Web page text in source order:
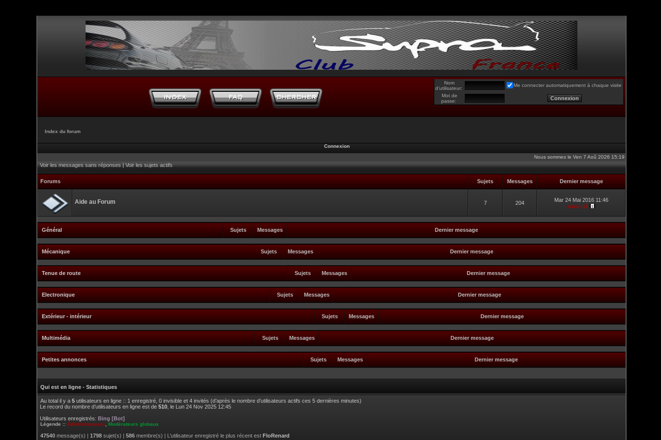
Nom
d’utilisateur:
Me connecter automatiquement à chaque visite
Mot de
passe:
Index du forum
Connexion
Nous sommes le Ven 7 Aoû 2026 15:19
Voir les messages sans réponses|Voir les sujets actifs
Forums Sujets Messages Dernier message
Aide au Forum 7 204
Mar 24 Mai 2016 11:46
touti-17
Général Sujets Messages Dernier message
Mécanique Sujets Messages Dernier message
Tenue de route Sujets Messages Dernier message
Electronique Sujets Messages Dernier message
Extérieur - intérieur Sujets Messages Dernier message
Multimédia Sujets Messages Dernier message
Petites annonces Sujets Messages Dernier message
Qui est en ligne - Statistiques
Au total il y a 5 utilisateurs en ligne :: 1 enregistré, 0 invisible et 4 invités (d’après le nombre d’utilisateurs actifs ces 5 dernières minutes)
Le record du nombre d’utilisateurs en ligne est de 510 , le Lun 24 Nov 2025 12:45
Utilisateurs enregistrés: Bing [Bot]
Légende :: Administrateurs Modérateurs globaux
47540 message(s) | 1798 sujet(s) | 586 membre(s) | L’utilisateur enregistré le plus récent est FloRenard